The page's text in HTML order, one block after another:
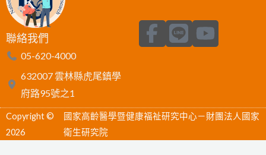
聯絡我們
05-620-4000
632007 雲林縣虎尾鎮學
府路95號之1
F
a
b
o
o
L
i
Y
o
u
b
e
Copyright ©
2026
國家高齡醫學暨健康福祉研究中心－財團法人國家
衛生研究院